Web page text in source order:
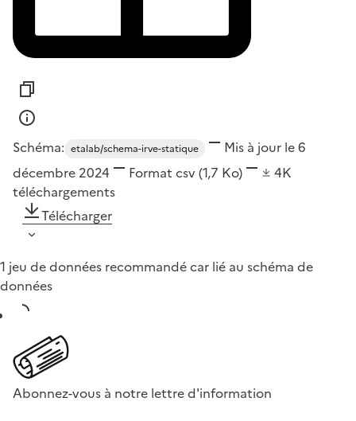
Schéma: etalab/schema-irve-statique
Mis à jour le 6
décembre 2024
Format csv(1,7 Ko)
4K
téléchargements
Télécharger
1 jeu de données recommandé car lié au schéma de
données
Abonnez-vous à notre lettre d'information